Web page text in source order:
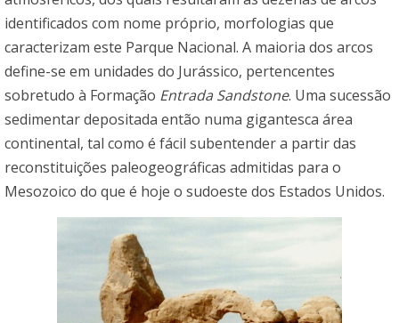
identificados com nome próprio, morfologias que
caracterizam este Parque Nacional. A maioria dos arcos
define-se em unidades do Jurássico, pertencentes
sobretudo à Formação Entrada Sandstone. Uma sucessão
sedimentar depositada então numa gigantesca área
continental, tal como é fácil subentender a partir das
reconstituições paleogeográficas admitidas para o
Mesozoico do que é hoje o sudoeste dos Estados Unidos.